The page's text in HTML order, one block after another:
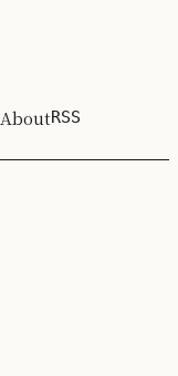
AboutRSS